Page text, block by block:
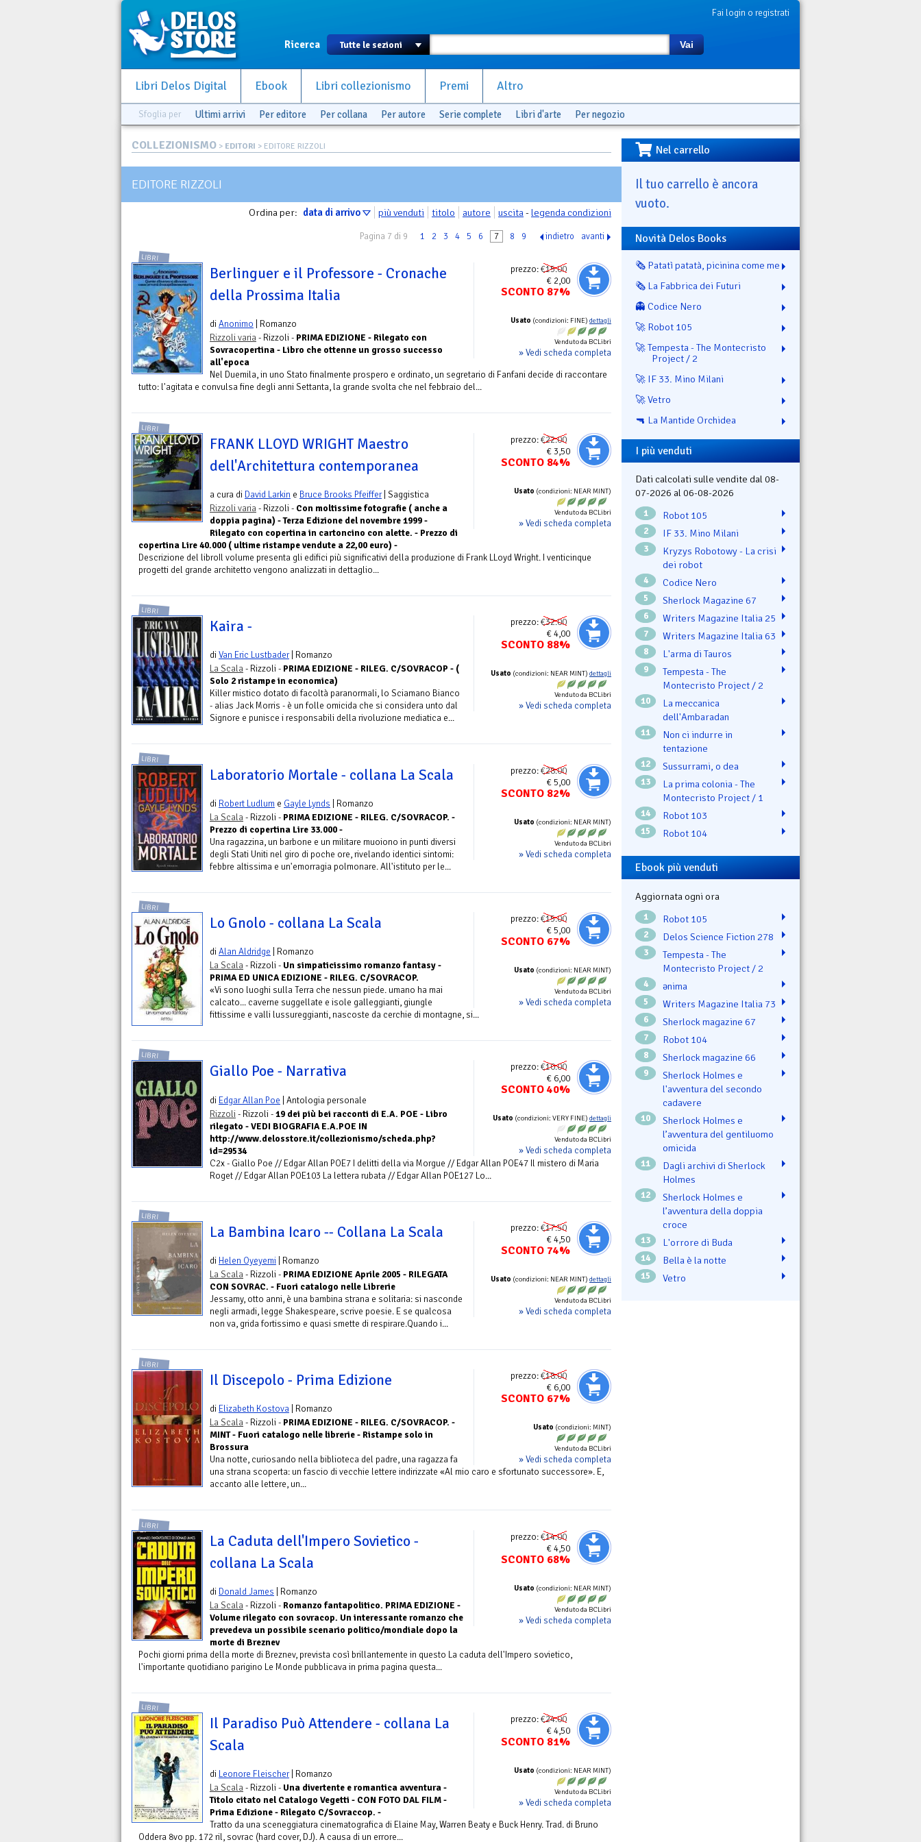
Fai login o registrati
Ricerca Vai
Libri Delos Digital Ebook Libri collezionismo Premi Altro
Sfoglia per Ultimi arrivi Per editore Per collana Per autore Serie complete Libri d'arte Per negozio
COLLEZIONISMO > EDITORI > EDITORE RIZZOLI
EDITORE RIZZOLI
Ordina per: data di arrivo più venduti titolo autore uscita-legenda condizioni
Pagina 7 di 9 1 2 3 4 5 6 7 8 9 indietro avanti
prezzo:€15.00
€ 2,00
SCONTO 87%
Usato (condizioni: FINE) dettagli
Venduto da BCLibri
» Vedi scheda completa
LIBRI
Berlinguer e il Professore - Cronache
della Prossima Italia
diAnonimo | Romanzo
Rizzoli varia- Rizzoli - PRIMA EDIZIONE - Rilegato con
Sovracopertina - Libro che ottenne un grosso successo
all'epoca
Nel Duemila, in uno Stato finalmente prospero e ordinato, un segretario di Fanfani decide di raccontare
tutto: l'agitata e convulsa fine degli anni Settanta, la grande svolta che nel febbraio del...
prezzo:€22.00
€ 3,50
SCONTO 84%
Usato (condizioni: NEAR MINT)
Venduto da BCLibri
» Vedi scheda completa
LIBRI
FRANK LLOYD WRIGHT Maestro
dell'Architettura contemporanea
a cura di David Larkin e Bruce Brooks Pfeiffer| Saggistica
Rizzoli varia- Rizzoli - Con moltissime fotografie ( anche a
doppia pagina) - Terza Edizione del novembre 1999 -
Rilegato con copertina in cartoncino con alette. - Prezzo di
copertina Lire 40.000 ( ultime ristampe vendute a 22,00 euro) -
Descrizione del libroIl volume presenta gli edifici più significativi della produzione di Frank LLoyd Wright. I venticinque
progetti del grande architetto vengono analizzati in dettaglio...
prezzo:€32.00
€ 4,00
SCONTO 88%
Usato (condizioni: NEAR MINT) dettagli
Venduto da BCLibri
» Vedi scheda completa
LIBRI
Kaira -
diVan Eric Lustbader| Romanzo
La Scala- Rizzoli - PRIMA EDIZIONE - RILEG. C/SOVRACOP - (
Solo 2 ristampe in economica)
Killer mistico dotato di facoltà paranormali, lo Sciamano Bianco
- alias Jack Morris - è un folle omicida che si considera unto dal
Signore e punisce i responsabili della rivoluzione mediatica e...
prezzo:€28.00
€ 5,00
SCONTO 82%
Usato (condizioni: NEAR MINT)
Venduto da BCLibri
» Vedi scheda completa
LIBRI
Laboratorio Mortale - collana La Scala
di Robert Ludlum e Gayle Lynds | Romanzo
La Scala- Rizzoli - PRIMA EDIZIONE - RILEG. C/SOVRACOP. -
Prezzo di copertina Lire 33.000 -
Una ragazzina, un barbone e un militare muoiono in punti diversi
degli Stati Uniti nel giro di poche ore, rivelando identici sintomi:
febbre altissima e un'emorragia polmonare. All'istituto per le...
prezzo:€15.00
€ 5,00
SCONTO 67%
Usato (condizioni: NEAR MINT)
Venduto da BCLibri
» Vedi scheda completa
LIBRI
Lo Gnolo - collana La Scala
diAlan Aldridge | Romanzo
La Scala- Rizzoli - Un simpaticissimo romanzo fantasy -
PRIMA ED UNICA EDIZIONE - RILEG. C/SOVRACOP.
«Vi sono luoghi sulla Terra che nessun piede. umano ha mai
calcato... caverne suggellate e isole galleggianti, giungle
fittissime e valli lussureggianti, nascoste da cerchie di montagne, si...
prezzo:€10.00
€ 6,00
SCONTO 40%
Usato (condizioni: VERY FINE) dettagli
Venduto da BCLibri
» Vedi scheda completa
LIBRI
Giallo Poe - Narrativa
di Edgar Allan Poe | Antologia personale
Rizzoli - Rizzoli -19 dei più bei racconti di E.A. POE - Libro
rilegato - VEDI BIOGRAFIA E.A.POE IN
http://www.delosstore.it/collezionismo/scheda.php?
id=29534
C2x - Giallo Poe // Edgar Allan POE7 I delitti della via Morgue // Edgar Allan POE47 Il mistero di Maria
Roget // Edgar Allan POE103 La lettera rubata // Edgar Allan POE127 Lo...
prezzo:€17.50
€ 4,50
SCONTO 74%
Usato (condizioni: NEAR MINT) dettagli
Venduto da BCLibri
» Vedi scheda completa
LIBRI
La Bambina Icaro -- Collana La Scala
di Helen Oyeyemi | Romanzo
La Scala- Rizzoli - PRIMA EDIZIONE Aprile 2005 - RILEGATA
CON SOVRAC. - Fuori catalogo nelle Librerie
Jessamy, otto anni, è una bambina strana e solitaria: si nasconde
negli armadi, legge Shakespeare, scrive poesie. E se qualcosa
non va, grida fortissimo e quasi smette di respirare.Quando i...
prezzo:€18.00
€ 6,00
SCONTO 67%
Usato (condizioni: MINT)
Venduto da BCLibri
» Vedi scheda completa
LIBRI
Il Discepolo - Prima Edizione
di Elizabeth Kostova | Romanzo
La Scala- Rizzoli - PRIMA EDIZIONE - RILEG. C/SOVRACOP. -
MINT - Fuori catalogo nelle librerie - Ristampe solo in
Brossura
Una notte, curiosando nella biblioteca del padre, una ragazza fa
una strana scoperta: un fascio di vecchie lettere indirizzate «Al mio caro e sfortunato successore». E,
accanto alle lettere, un...
prezzo:€14.00
€ 4,50
SCONTO 68%
Usato (condizioni: NEAR MINT)
Venduto da BCLibri
» Vedi scheda completa
LIBRI
La Caduta dell'Impero Sovietico -
collana La Scala
di Donald James | Romanzo
La Scala- Rizzoli - Romanzo fantapolitico. PRIMA EDIZIONE -
Volume rilegato con sovracop. Un interessante romanzo che
prevedeva un possibile scenario politico/mondiale dopo la
morte di Breznev
Pochi giorni prima della morte di Breznev, prevista così brillantemente in questo La caduta dell'Impero sovietico,
l'importante quotidiano parigino Le Monde pubblicava in prima pagina questa...
prezzo:€24.00
€ 4,50
SCONTO 81%
Usato (condizioni: NEAR MINT)
Venduto da BCLibri
» Vedi scheda completa
LIBRI
Il Paradiso Può Attendere - collana La
Scala
di Leonore Fleischer| Romanzo
La Scala- Rizzoli - Una divertente e romantica avventura -
Titolo citato nel Catalogo Vegetti - CON FOTO DAL FILM -
Prima Edizione - Rilegato C/Sovraccop. -
Tratto da una sceneggiatura cinematografica di Elaine May, Warren Beaty e Buck Henry. Trad. di Bruno
Oddera 8vo pp. 172 ril, sovrac (hard cover, DJ). A causa di un errore...
Nel carrello
Il tuo carrello è ancora
vuoto.
Novità Delos Books
🗞️ Patatì patatà, picinina come me
🗞️ La Fabbrica dei Futuri
👻 Codice Nero
🚀 Robot 105
🚀 Tempesta - The Montecristo
Project / 2
🚀 IF 33. Mino Milani
🚀 Vetro
🔫 La Mantide Orchidea
I più venduti
Dati calcolati sulle vendite dal 08-
07-2026 al 06-08-2026
1 Robot 105
2 IF 33. Mino Milani
3
Kryzys Robotowy - La crisi
dei robot
4 Codice Nero
5 Sherlock Magazine 67
6 Writers Magazine Italia 25
7 Writers Magazine Italia 63
8 L'arma di Tauros
9
Tempesta - The
Montecristo Project / 2
10
La meccanica
dell'Ambaradan
11
Non ci indurre in
tentazione
12 Sussurrami, o dea
13
La prima colonia - The
Montecristo Project / 1
14 Robot 103
15 Robot 104
Ebook più venduti
Aggiornata ogni ora
1 Robot 105
2 Delos Science Fiction 278
3
Tempesta - The
Montecristo Project / 2
4 ənima
5 Writers Magazine Italia 73
6 Sherlock magazine 67
7 Robot 104
8 Sherlock magazine 66
9
Sherlock Holmes e
l'avventura del secondo
cadavere
10
Sherlock Holmes e
l’avventura del gentiluomo
omicida
11
Dagli archivi di Sherlock
Holmes
12
Sherlock Holmes e
l’avventura della doppia
croce
13 L'orrore di Buda
14 Bella è la notte
15 Vetro